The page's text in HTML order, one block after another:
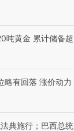
吨黄金 累计储备超
略有回落 涨价动力
典施行；巴西总统